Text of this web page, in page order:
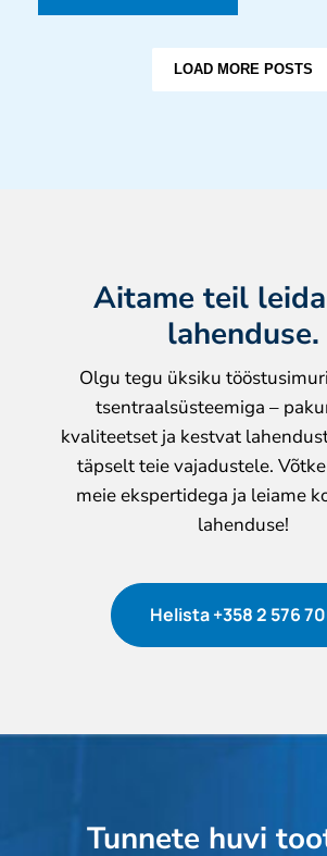
merkittävimmät...
LOAD MORE POSTS
Aitame teil
lahenduse.
Olgu tegu üksiku
tsentraalsüsteemiga –
kvaliteetset ja kestvat
täpselt teie vajadustele.
meie ekspertidega ja leiame
lahenduse!
Helista +358 2 576
Tunnete huvi